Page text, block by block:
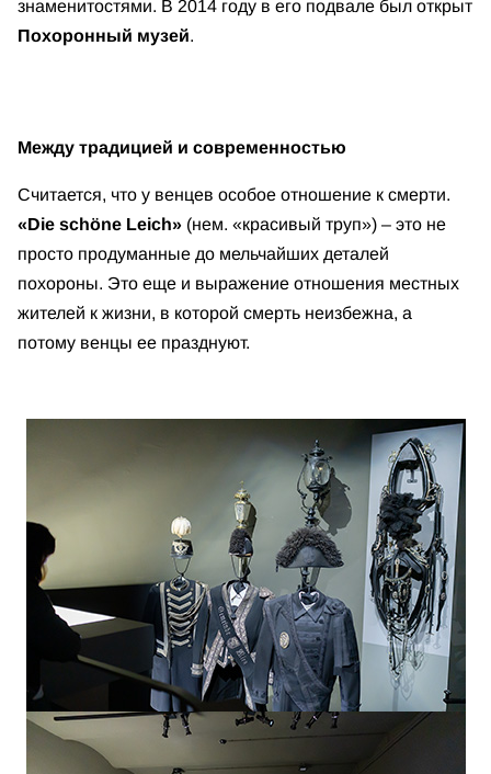
знаменитостями. В 2014 году в его подвале был открыт
Похоронный музей.
Между традицией и современностью
Считается, что у венцев особое отношение к смерти.
«Die schöne Leich» (нем. «красивый труп») – это не
просто продуманные до мельчайших деталей
похороны. Это еще и выражение отношения местных
жителей к жизни, в которой смерть неизбежна, а
потому венцы ее празднуют.